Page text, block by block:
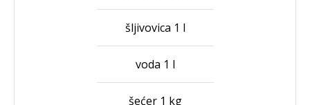
šljivovica 1 l
voda 1 l
šećer 1 kg